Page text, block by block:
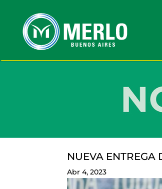
NUEVA ENTREGA
Abr 4, 2023